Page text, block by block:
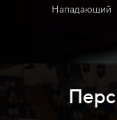
Нападающий